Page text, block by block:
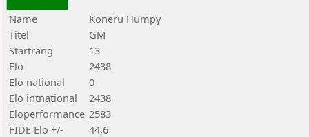
Name
Koneru Humpy
Titel
GM
Startrang
13
Elo
2438
Elo national
0
Elo intnational
2438
Eloperformance 2583
FIDE Elo +/-
44,6